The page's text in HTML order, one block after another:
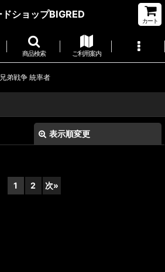
ドショップBIGRED
カート
商品検索 ご利用案内
兄弟戦争 統率者
表示順変更
1 2 次»